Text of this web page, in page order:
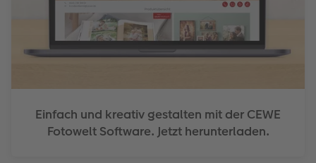
Einfach und kreativ gestalten mit der CEWE
Fotowelt Software. Jetzt herunterladen.